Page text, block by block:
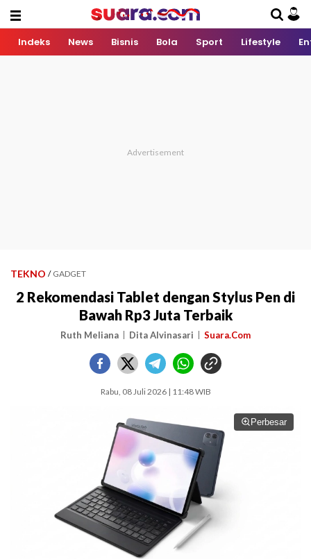
Indeks News Bisnis Bola Sport Lifestyle
TEKNO / GADGET
2 Rekomendasi Tablet dengan Stylus Pen di
Bawah Rp3 Juta Terbaik
Ruth Meliana Dita Alvinasari Suara.Com
Rabu, 08 Juli 2026 | 11:48 WIB
Perbesar